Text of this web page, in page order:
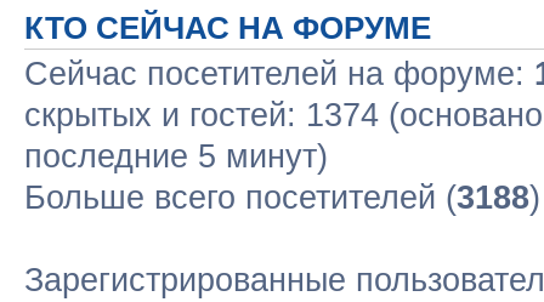
КТО СЕЙЧАС НА ФОРУМЕ
Сейчас посетителей на форуме:
скрытых и гостей: 1374
последние 5 минут)
Больше всего посетителей (3188
Зарегистрированные